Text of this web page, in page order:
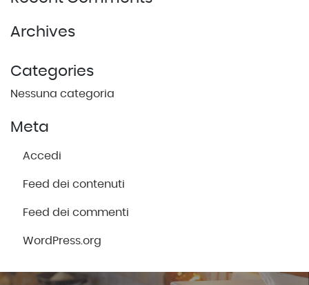
Archives
Categories
Nessuna categoria
Meta
Accedi
Feed dei contenuti
Feed dei commenti
WordPress.org